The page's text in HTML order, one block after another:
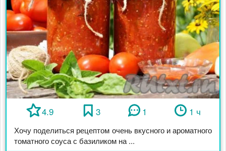
4.9 3 1 1 ч
Хочу поделиться рецептом очень вкусного и ароматного
томатного соуса с базиликом на ...